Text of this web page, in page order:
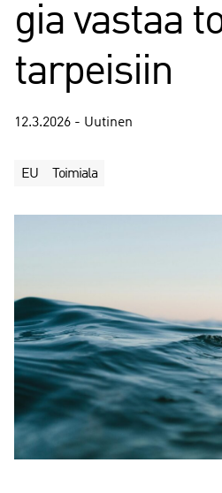
gia vastaa
tarpeisiin
12.3.2026 - Uutinen
EU Toimiala